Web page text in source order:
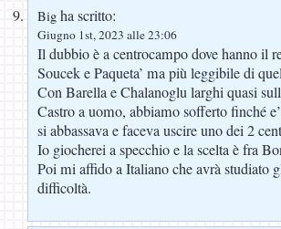
Big ha scritto:
Giugno 1st, 2023 alle 23:06
Il dubbio è a centrocampo dove hanno il
Soucek e Paqueta’ ma più leggibile di
Con Barella e Chalanoglu larghi quasi
Castro a uomo, abbiamo sofferto finché
si abbassava e faceva uscire uno dei 2
Io giocherei a specchio e la scelta è fra
Poi mi affido a Italiano che avrà studiato
difficoltà.